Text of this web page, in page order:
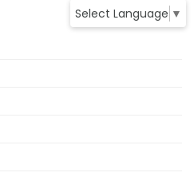
Select Language ▼